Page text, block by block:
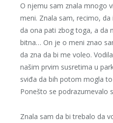
O njemu sam znala mnogo
meni. Znala sam, recimo,
da ona pati zbog toga, a da
bitna… On je o meni znao
da zna da bi me voleo.
našim prvim susretima u
sviđa da bih potom mogla
Ponešto se podrazumevalo
Znala sam da bi trebalo da